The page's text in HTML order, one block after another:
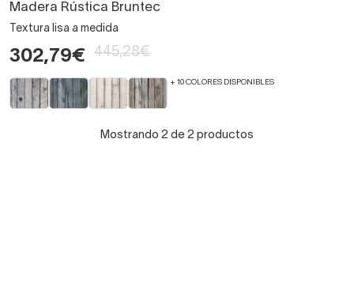
Madera Rústica Bruntec
Textura lisa a medida
302,79€ 445,28€
+ 10 COLORES DISPONIBLES
Mostrando 2 de 2 productos